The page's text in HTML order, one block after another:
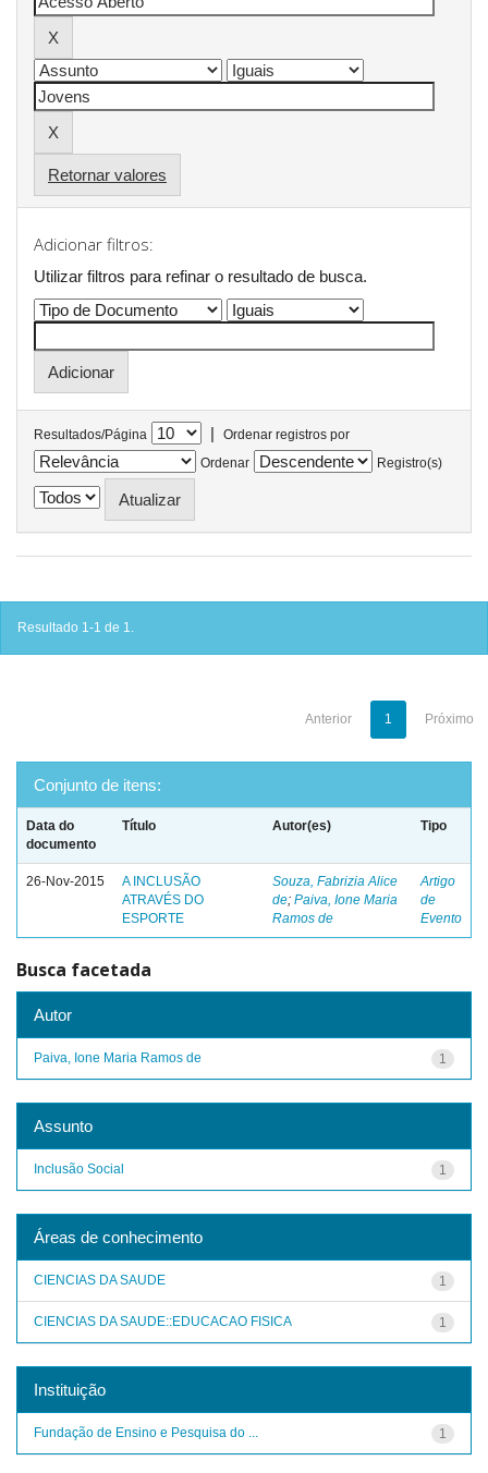
Retornar valores
Adicionar filtros:
Utilizar filtros para refinar o resultado de busca.
Resultados/Página |
Ordenar registros por
Ordenar
Registro(s)
Resultado 1-1 de 1.
Anterior 1 Próximo
Conjunto de itens:
Data do
documento
Título Autor(es) Tipo
26-Nov-2015
A INCLUSÃO
ATRAVÉS DO
ESPORTE
Souza, Fabrizia Alice
de; Paiva, Ione Maria
Ramos de
Artigo
de
Evento
Busca facetada
Autor
1
Paiva, Ione Maria Ramos de
Assunto
1
Inclusão Social
Áreas de conhecimento
1
CIENCIAS DA SAUDE
1
CIENCIAS DA SAUDE::EDUCACAO FISICA
Instituição
1
Fundação de Ensino e Pesquisa do ...